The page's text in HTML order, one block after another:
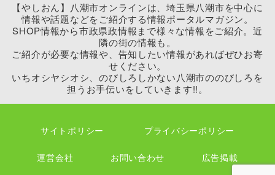
【やしおん】八潮市オンラインは、埼玉県八潮市を中心に
情報や話題などをご紹介する情報ポータルマガジン。
SHOP情報から市政県政情報まで様々な情報をご紹介。近
隣の街の情報も。
ご紹介が必要な情報や、告知したい情報があればぜひお寄
せください。
いちオシヤシオシ、のびしろしかない八潮市ののびしろを
担うお手伝いをしていきます!!。
サイトポリシー プライバシーポリシー
運営会社 お問い合わせ 広告掲載